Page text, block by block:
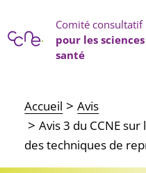
Comité
pour les
santé
Main
Accueil
Avis
Avis 3 du CCNE
des techniques de